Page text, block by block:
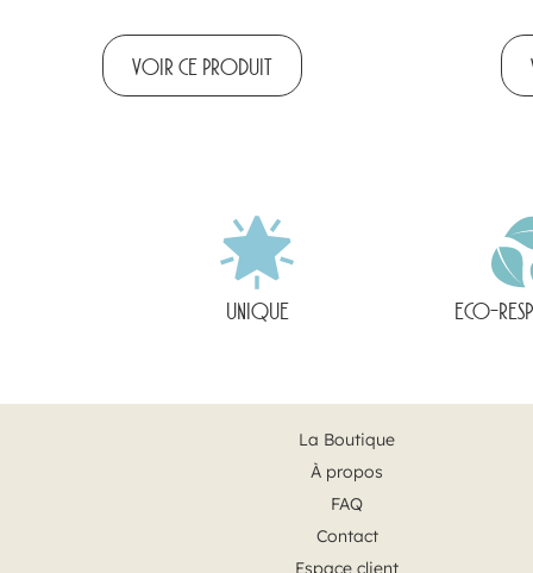
VOIR CE PRODUIT
UNIQUE ECO-
La Boutique
À propos
FAQ
Contact
Espace client